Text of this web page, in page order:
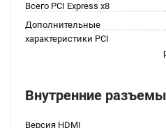
Всего PCI Express x8
Дополнительные
характеристики PCI
Внутренние разъемы
Версия HDMI